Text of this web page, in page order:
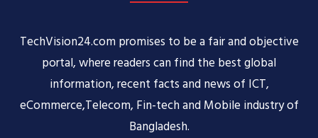
TechVision24.com promises to be a fair and objective
portal, where readers can find the best global
information, recent facts and news of ICT,
eCommerce,Telecom, Fin-tech and Mobile industry of
Bangladesh.